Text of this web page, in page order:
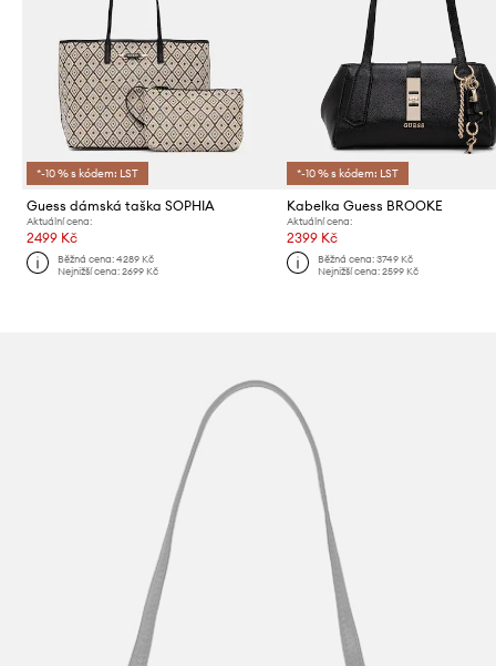
*-10 % s kódem: LST
Guess dámská taška SOPHIA
Aktuální cena:
2499 Kč
Běžná cena:4289 Kč
Nejnižší cena:2699 Kč
*-10 % s kódem: LST
Kabelka Guess BROOKE
Aktuální cena:
2399 Kč
Běžná cena: 3749 Kč
Nejnižší cena: 2599 Kč